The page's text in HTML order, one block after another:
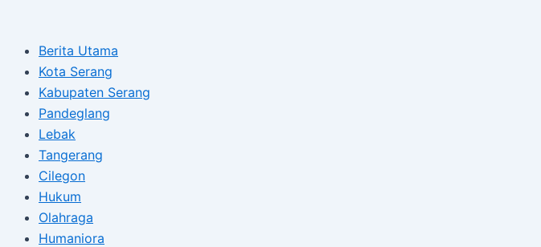
contentBerita Utama
Kota Serang
Kabupaten Serang
Pandeglang
Lebak
Tangerang
Cilegon
Hukum
Olahraga
Humaniora